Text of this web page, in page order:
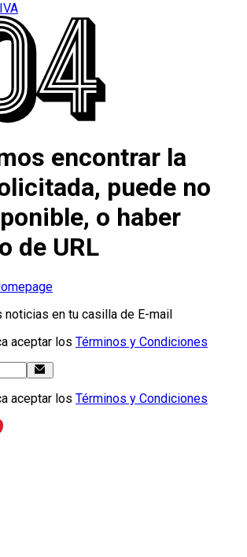
encontrar la
puede no
o haber
de URL
noticias en tu casilla de E-mail
aceptar los Términos y Condiciones
aceptar los Términos y Condiciones